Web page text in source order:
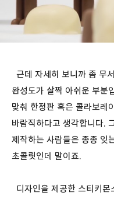
근데 자세히 보니까 좀 무
완성도가 살짝 아쉬운 부분
맞춰 한정판 혹은 콜라보레
바람직하다고 생각합니다.
제작하는 사람들은 종종 잊
초콜릿인데 말이죠.
디자인을 제공한 스티키몬